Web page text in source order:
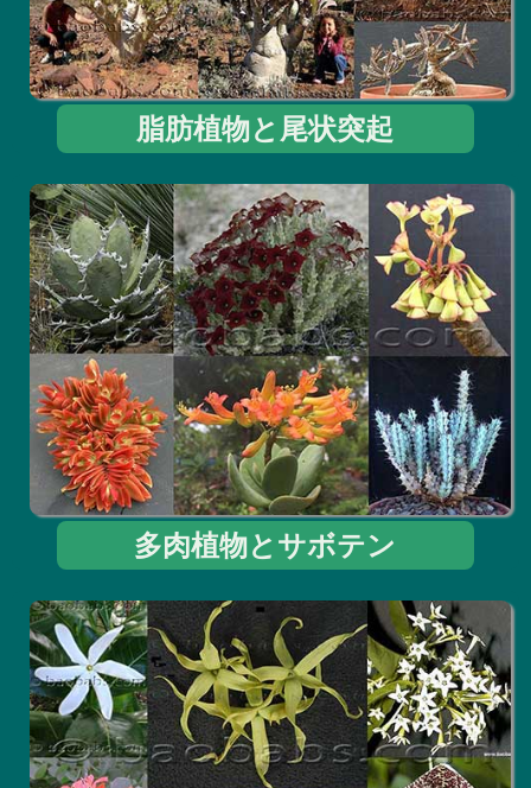
脂肪植物と尾状突起
多肉植物とサボテン